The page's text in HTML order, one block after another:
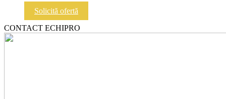
Solicită ofertă
CONTACT ECHIPRO